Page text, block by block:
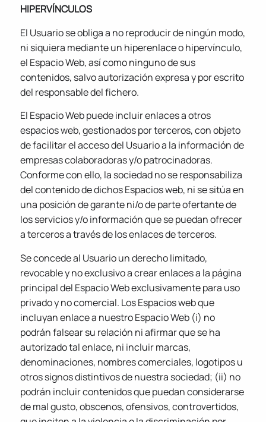
HIPERVÍNCULOS
El Usuario se obliga a no reproducir de ningún modo,
ni siquiera mediante un hiperenlace o hipervínculo,
el Espacio Web, así como ninguno de sus
contenidos, salvo autorización expresa y por escrito
del responsable del fichero.
El Espacio Web puede incluir enlaces a otros
espacios web, gestionados por terceros, con objeto
de facilitar el acceso del Usuario a la información de
empresas colaboradoras y/o patrocinadoras.
Conforme con ello, la sociedad no se responsabiliza
del contenido de dichos Espacios web, ni se sitúa en
una posición de garante ni/o de parte ofertante de
los servicios y/o información que se puedan ofrecer
a terceros a través de los enlaces de terceros.
Se concede al Usuario un derecho limitado,
revocable y no exclusivo a crear enlaces a la página
principal del Espacio Web exclusivamente para uso
privado y no comercial. Los Espacios web que
incluyan enlace a nuestro Espacio Web (i) no
podrán falsear su relación ni afirmar que se ha
autorizado tal enlace, ni incluir marcas,
denominaciones, nombres comerciales, logotipos u
otros signos distintivos de nuestra sociedad; (ii) no
podrán incluir contenidos que puedan considerarse
de mal gusto, obscenos, ofensivos, controvertidos,